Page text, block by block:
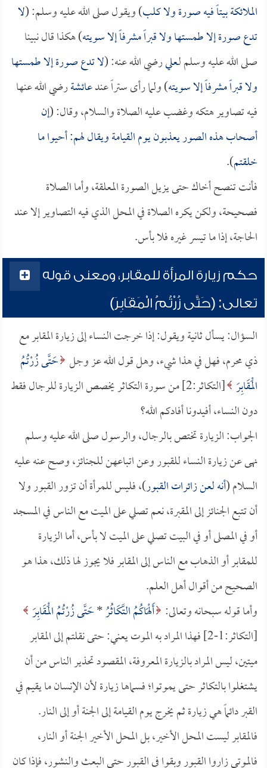
الملائكة بيتاً فيه صورة ولا كلب) ويقول صلى الله عليه وسلم: (لا
تدع صورة إلا طمستها ولا قبراً مشرفاً إلا سويته) هكذا قال نبينا
صلى الله عليه وسلم لـعليرضي الله عنه: (لا تدع صورة إلا طمستها
ولا قبراً مشرفاً إلا سويته) ولما رأى ستراً عندعائشةرضي الله عنها
فيه تصاوير هتكه وغضب عليه الصلاة والسلام، وقال: (إن
أصحاب هذه الصور يعذبون يوم القيامة ويقال لهم: أحيوا ما
خلقتم).
فأنت تنصح أخاك حتى يزيل الصورة المعلقة، وأما الصلاة
فصحيحة، ولكن يكره الصلاة في المحل الذي فيه التصاوير إلا عند
الحاجة، إذا ما تيسر غيره فلا بأس.
حكم زيارة المرأة للمقابر، ومعنى قوله
تعالى: (حَتَّى زُرْتُمُ الْمَقَابِرَ)
السؤال: يسأل ثانية ويقول: إذا خرجت النساء إلى زيارة المقابر مع
ذي محرم، فهل في هذا شيء، وهل قول الله عز وجل حَتَّى زُرْتُمُ
الْمَقَابِرَ
[التكاثر:2] من سورة التكاثر يخصص الزيارة للرجال فقط
دون النساء، أفيدونا أفادكم الله؟
الجواب: الزيارة تختص بالرجال، والرسول صلى الله عليه وسلم
نهى عن زيارة النساء للقبور وعن اتباعهن للجنائز، وصح عنه عليه
السلام (أنه لعن زائرات القبور)، فليس للمرأة أن تزور القبور ولا
أن تتبع الجنائز إلى المقبرة، نعم تصلي على الميت مع الناس في المسجد
أو في المصلى أو في البيت تصلي على الميت لا بأس، أما الزيارة
للمقابر أو الذهاب مع الناس إلى المقابر فلا يجوز لها ذلك، هذا هو
الصحيح من أقوال أهل العلم.
وأما قوله سبحانه وتعالى: أَلْهَاكُمُ التَّكَاثُرُ*حَتَّى زُرْتُمُ الْمَقَابِرَ
[التكاثر:1-2] فهذا المراد به الموت يعني: حتى نقلتم إلى المقابر
ميتين، ليس المراد بالزيارة المعروفة، المقصود تحذير الناس من أن
يشتغلوا بالتكاثر حتى يموتوا؛ فسماها زيارة لأن الإنسان ما يقيم في
القبر دائماً هي زيارة ثم يخرج يوم القيامة إلى الجنة أو إلى النار.
فالمقابر ليست المحل الأخير، بل المحل الأخير الجنة أو النار،
فالموتى زاروا القبور وبقوا في القبور حتى البعث والنشور، فإذا كان